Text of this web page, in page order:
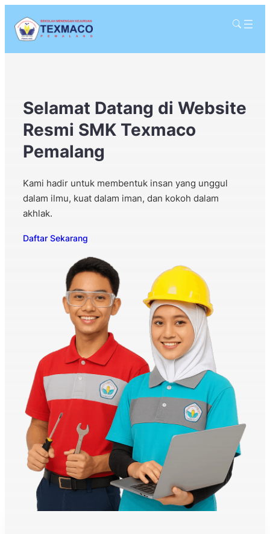
Selamat Datang di Website
Resmi SMK Texmaco
Pemalang
Kami hadir untuk membentuk insan yang unggul
dalam ilmu, kuat dalam iman, dan kokoh dalam
akhlak.
Daftar Sekarang